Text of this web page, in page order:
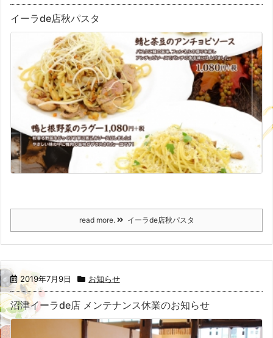
イーラde店秋パスタ
read more. イーラde店秋パスタ
2019年7月9日 お知らせ
沼津イーラde店 メンテナンス休業のお知らせ